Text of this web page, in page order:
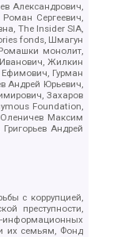
Александрович,
Сергеевич,
The Insider SIA,
fonds, Шмагун
монолит,
Жилкин
Гурман
Андрей Юрьевич,
Захаров
Foundation,
Максим
Андрей
с коррупцией,
преступности,
информационных
их семьям, Фонд